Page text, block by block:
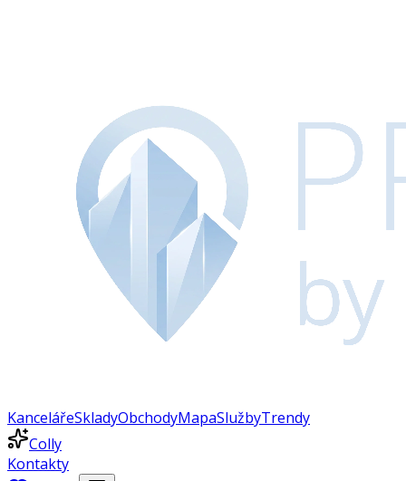
KancelářeSkladyObchodyMapaSlužbyTrendy
Colly
Kontakty